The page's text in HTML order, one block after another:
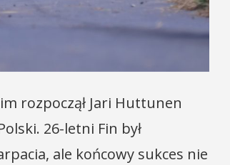
rozpoczął Jari Huttunen
26-letni Fin był
ale końcowy sukces nie